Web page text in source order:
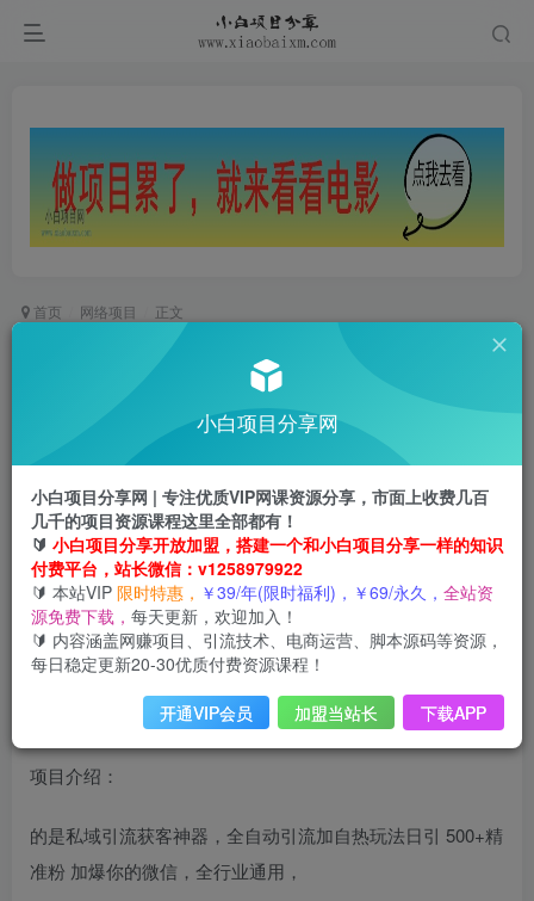
首页 网络项目 正文
私域引流获客神器，全自动引流玩法日引 500+精
准粉 加爆你的微信【揭秘】
2年前发布
关注
0 114 25
项目介绍：
的是私域引流获客神器，全自动引流加自热玩法日引 500+精
准粉 加爆你的微信，全行业通用，
小白项目分享网
小白项目分享网 | 专注优质VIP网课资源分享，市面上收费几百
几千的项目资源课程这里全部都有！
🔰 小白项目分享开放加盟，搭建一个和小白项目分享一样的知识
付费平台，站长微信：v1258979922
🔰 本站VIP 限时特惠， ￥39/年(限时福利)，￥69/永久， 全站资
源免费下载， 每天更新，欢迎加入！
🔰 内容涵盖网赚项目、引流技术、电商运营、脚本源码等资源，
每日稳定更新20-30优质付费资源课程！
开通VIP会员 加盟当站长 下载APP